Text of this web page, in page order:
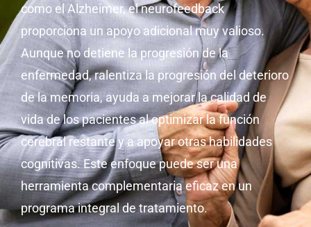
como el Alzheimer, el neurofeedback
proporciona un apoyo adicional muy valioso.
Aunque no detiene la progresión de la
enfermedad, ralentiza la progresión del deterioro
de la memoria, ayuda a mejorar la calidad de
vida de los pacientes al optimizar la función
cerebral restante y a apoyar otras habilidades
cognitivas. Este enfoque puede ser una
herramienta complementaria eficaz en un
programa integral de tratamiento.